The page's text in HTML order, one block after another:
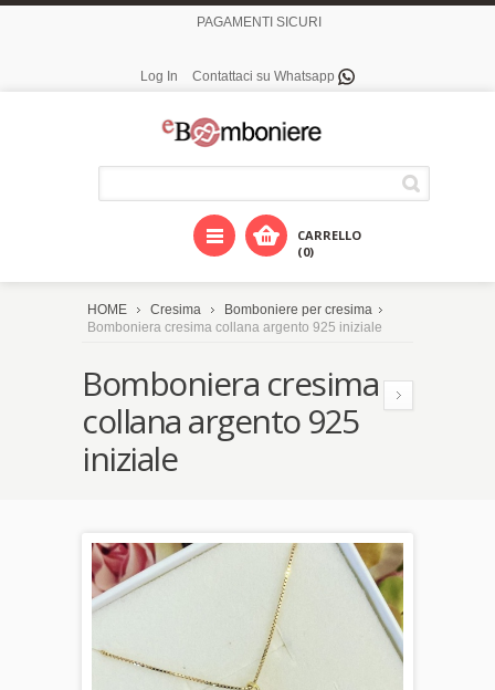
PAGAMENTI SICURI
Log In Contattaci su Whatsapp
CARRELLO
(0)
HOME Cresima
Bomboniere per cresima
Bomboniera cresima collana argento 925 iniziale
Bomboniera cresima
collana argento 925
iniziale